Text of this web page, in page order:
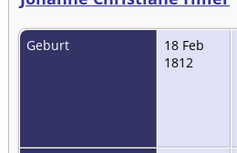
Geburt
18 Feb
1812